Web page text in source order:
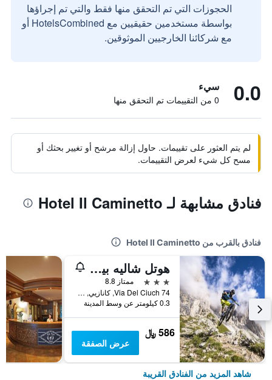
الحجوزات التي تم التحقق منها فقط والتي تم إجراؤها
بواسطة مستخدمين حقيقيين مع HotelsCombined أو
مع شركائنا الخارجيين الموثوقين.
0.0 سيء
0 من التقييمات تم التحقق منها
لم يتم العثور على تقييمات. حاول إزالة مرشح أو تغيير بحثك أو
مسح كل شيء لعرض التقييمات.
فنادق مشابهة لـ Hotel Il Caminetto
فنادق بالقرب من Hotel Il Caminetto
هوتل شاليه بينيتا
3 نجوم
ممتاز 8.8
Via Del Ciuch 74, كانازيي, مقاطعة ترينتو, إيطاليا
0.3 كيلومتر عن وسط المدينة
586 ﷼
عرض الصفقة
شاهد المزيد من الفنادق القريبة